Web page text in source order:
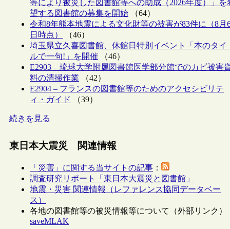
等により被災した図書館等への助成（2026年度）」を
望する図書館の募集を開始 （64）
令和8年熊本地震による文化財等の被害が83件に（8月
日時点）
（46）
埼玉県立久喜図書館、休館日特別イベント「本のタイ
ルで一句!」を開催 （46）
E2903 – 琉球大学附属図書館医学部分館でのカビ被害
料の清掃作業 （42）
E2904 – フランスの図書館等のためのアクセシビリテ
ィ・ガイド
（39）
続きを見る
東日本大震災 関連情報
「災害」に関する当サイトの記事 ：
調査研究リポート「東日本大震災と図書館」
地震・災害 関連情報（レファレンス協同データベー
ス）
各地の図書館等の被災情報等について（外部リンク）
saveMLAK